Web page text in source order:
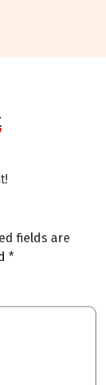
fields are
*